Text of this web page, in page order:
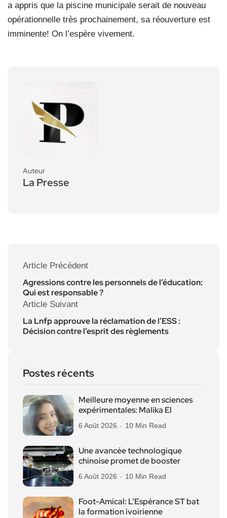
a appris que la piscine municipale serait de nouveau
opérationnelle très prochainement, sa réouverture est
imminente! On l’espère vivement.
Auteur
La Presse
Article Précédent
Agressions contre les personnels de l’éducation:
Qui est responsable ?
Article Suivant
La Lnfp approuve la réclamation de l’ESS :
Décision contre l’esprit des règlements
Postes récents
Meilleure moyenne en sciences
expérimentales: Malika El
6 Août 2026 10 Min Read
Une avancée technologique
chinoise promet de booster
6 Août 2026 10 Min Read
Foot-Amical: L’Espérance ST bat
la formation ivoirienne